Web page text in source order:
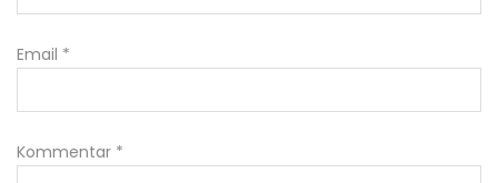
Email *
Kommentar *